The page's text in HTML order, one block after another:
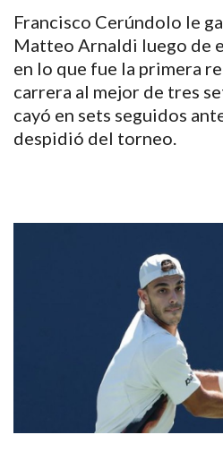
Francisco Cerúndolo le
Matteo Arnaldi luego de
en lo que fue la primera
carrera al mejor de tres
cayó en sets seguidos
despidió del torneo.